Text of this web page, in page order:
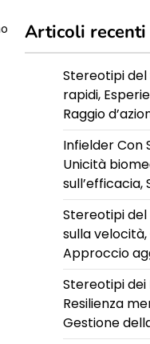
Articoli recenti
Stereotipi del
rapidi,
Raggio
Infielder Con
Unicità
sull’efficacia,
Stereotipi del
sulla
Approccio
Stereotipi
Resilienza
Gestione